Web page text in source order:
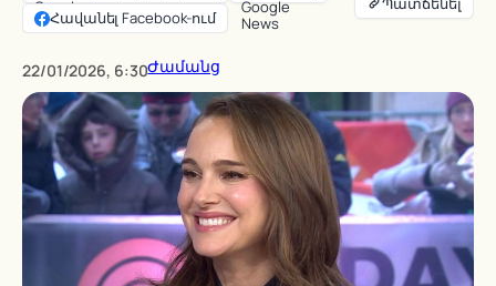
Հավանել Facebook-ում
22/01/2026, 6:30Ժամանց